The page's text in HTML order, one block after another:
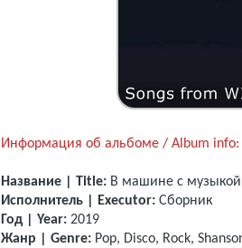
Информация об альбоме / Album info:
Название | Title: В машине с музыкой
Исполнитель | Executor: Сборник
Год | Year: 2019
Жанр | Genre: Pop, Disco, Rock,